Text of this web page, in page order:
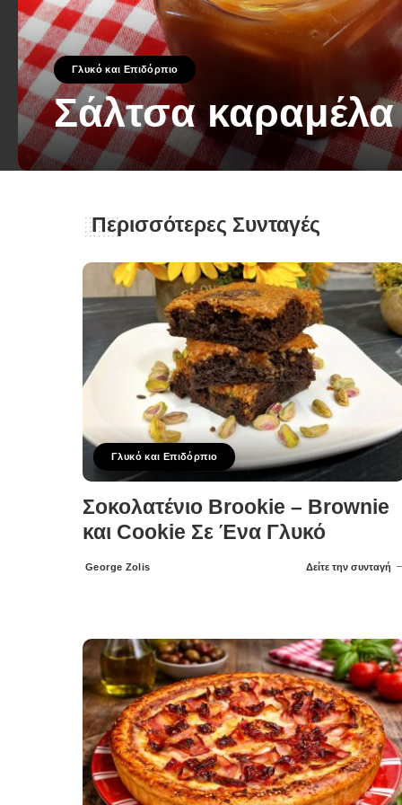
Γλυκό και Επιδόρπιο
Σάλτσα καραμέλα
Posted
George Zolis 8 Μαΐου 2023
Περισσότερες Συνταγές
Γλυκό και Επιδόρπιο
Σοκολατένιο Brookie – Brownie
και Cookie Σε Ένα Γλυκό
Posted
George Zolis Δείτε την συνταγή